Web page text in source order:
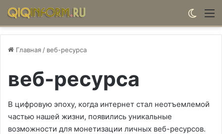
Главная / веб-ресурса
веб-ресурса
В цифровую эпоху, когда интернет стал неотъемлемой
частью нашей жизни, появились уникальные
возможности для монетизации личных веб-ресурсов.